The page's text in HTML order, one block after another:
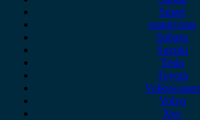
Smart
ssangyong
Subaru
Suzuki
Tesla
Toyota
Volkswagen
Volvo
Xev